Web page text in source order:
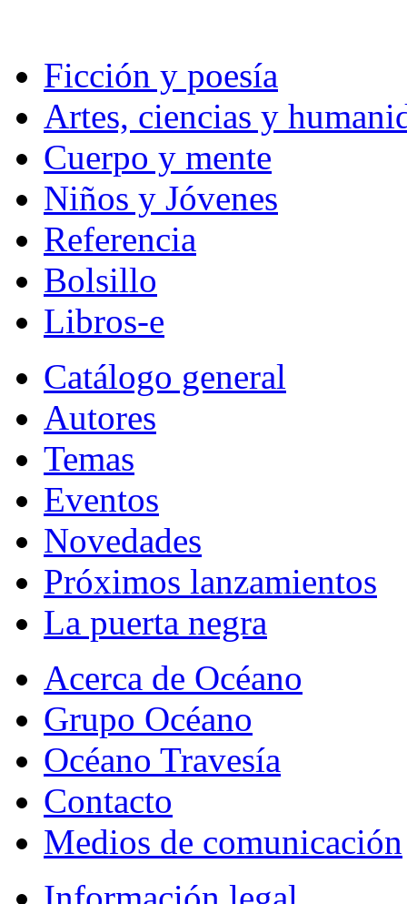
Ficción y poesía
Artes, ciencias y
Cuerpo y mente
Niños y Jóvenes
Referencia
Bolsillo
Libros-e
Catálogo general
Autores
Temas
Eventos
Novedades
Próximos lanzamientos
La puerta negra
Acerca de Océano
Grupo Océano
Océano Travesía
Contacto
Medios de comunicación